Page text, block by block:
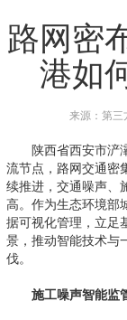
路网密
港如
来源：第
陕西省西安市浐灞
流节点，路网交通密
续推进，交通噪声、
高。作为生态环境部
据可视化管理，立足
景，推动智能技术与
伐。
施工噪声智能监